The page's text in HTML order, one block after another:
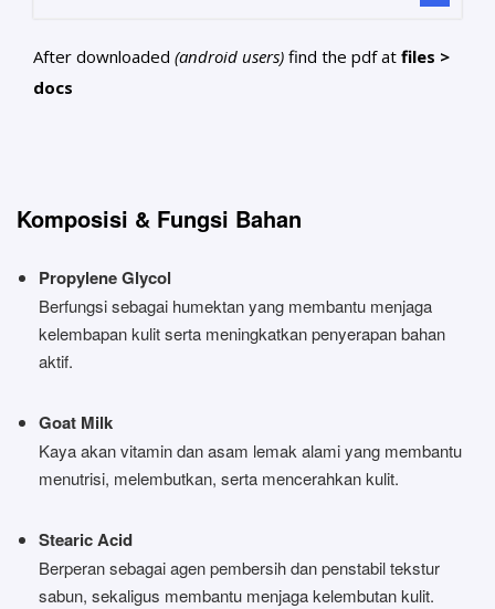
After downloaded (android users) find the pdf at files >
docs
Komposisi & Fungsi Bahan
Propylene Glycol
Berfungsi sebagai humektan yang membantu menjaga
kelembapan kulit serta meningkatkan penyerapan bahan
aktif.
Goat Milk
Kaya akan vitamin dan asam lemak alami yang membantu
menutrisi, melembutkan, serta mencerahkan kulit.
Stearic Acid
Berperan sebagai agen pembersih dan penstabil tekstur
sabun, sekaligus membantu menjaga kelembutan kulit.